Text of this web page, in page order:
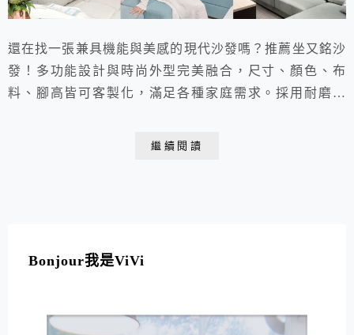
還在找一張兼具機能與美感的現代沙發嗎？推薦坐又銘沙
發！多功能設計與時尚外型完美融合，尺寸、顏色、布
料、腳高皆可客製化，滿足各種家庭需求。採用耐磨抗
繼續閱讀
Bonjour我是ViVi